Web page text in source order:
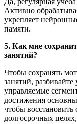
Активно
укрепляет
памяти.
5. Как мне
занятий?
Чтобы сохранять
занятий,
управляемые
достижения
чтобы
долгосрочных